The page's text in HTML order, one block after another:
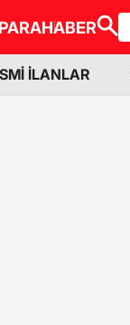
HABER
İLANLAR